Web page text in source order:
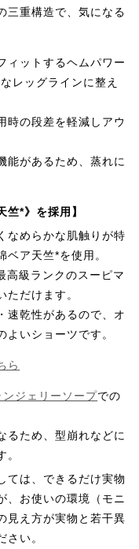
三重構造で、気になる
ィットするヘムパワー
レッグラインに整え
時の段差を軽減しアウ
能があるため、蒸れに
竺*》を採用】
なめらかな肌触りが特
ア天竺*を使用。
高級ランクのスーピマ
だけます。
速乾性があるので、オ
いショーツです。
ら
ンジェリーソープでの
るため、型崩れなどに
。
ては、できるだけ実物
、お使いの環境（モニ
見え方が実物と若干異
さい。